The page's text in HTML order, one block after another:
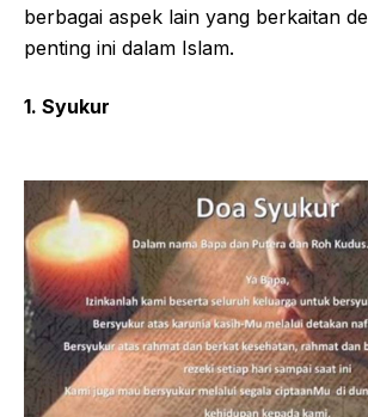
berbagai aspek lain yang berkaitan
penting ini dalam Islam.
1. Syukur